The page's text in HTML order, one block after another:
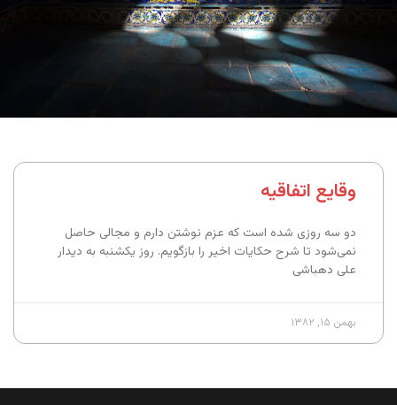
وقایع اتفاقیه
دو سه روزی شده است که عزم نوشتن دارم و مجالی حاصل
نمی‌شود تا شرح حکایات اخیر را بازگویم. روز یکشنبه به دیدار
علی دهباشی
بهمن ۱۵, ۱۳۸۲